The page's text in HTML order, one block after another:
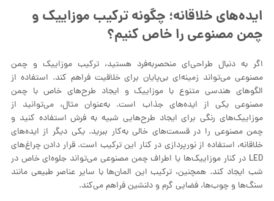
ایده‌های خلاقانه؛ چگونه ترکیب موزاییک و
چمن مصنوعی را خاص کنیم؟
اگر به دنبال طراحی‌ای منحصربه‌فرد هستید، ترکیب موزاییک و چمن
مصنوعی می‌تواند زمینه‌ای بی‌پایان برای خلاقیت فراهم کند. استفاده از
الگوهای هندسی متنوع با موزاییک و ایجاد طرح‌های خاص با چمن
مصنوعی یکی از ایده‌های جذاب است. به‌عنوان مثال، می‌توانید از
موزاییک‌های رنگی برای ایجاد طرح‌هایی شبیه به فرش استفاده کنید و
چمن مصنوعی را در قسمت‌های خالی به‌کار ببرید. یکی دیگر از ایده‌های
خلاقانه، استفاده از نورپردازی در کنار این ترکیب است. قرار دادن چراغ‌های
LED در کنار موزاییک‌ها یا اطراف چمن مصنوعی می‌تواند جلوه‌ای خاص در
شب ایجاد کند. همچنین، ترکیب این المان‌ها با سایر عناصر طبیعی مانند
سنگ‌ها و چوب‌ها، فضایی گرم و دلنشین فراهم می‌کند.